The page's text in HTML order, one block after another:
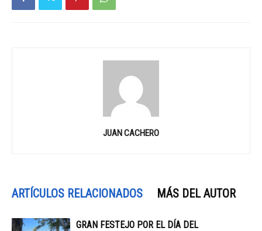
JUAN CACHERO
ARTÍCULOS RELACIONADOS MÁS DEL AUTOR
GRAN FESTEJO POR EL DÍA DEL